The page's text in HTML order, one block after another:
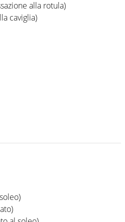
alla rotula)
caviglia)